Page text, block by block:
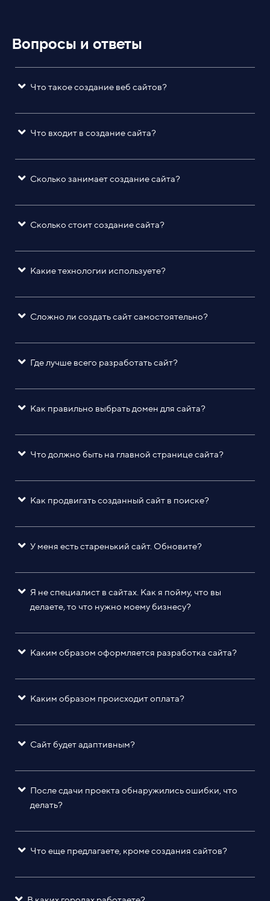
Вопросы и ответы
Что такое создание веб сайтов?
Что входит в создание сайта?
Сколько занимает создание сайта?
Сколько стоит создание сайта?
Какие технологии используете?
Сложно ли создать сайт самостоятельно?
Где лучше всего разработать сайт?
Как правильно выбрать домен для сайта?
Что должно быть на главной странице сайта?
Как продвигать созданный сайт в поиске?
У меня есть старенький сайт. Обновите?
Я не специалист в сайтах. Как я пойму, что вы
делаете, то что нужно моему бизнесу?
Каким образом оформляется разработка сайта?
Каким образом происходит оплата?
Сайт будет адаптивным?
После сдачи проекта обнаружились ошибки, что
делать?
Что еще предлагаете, кроме создания сайтов?